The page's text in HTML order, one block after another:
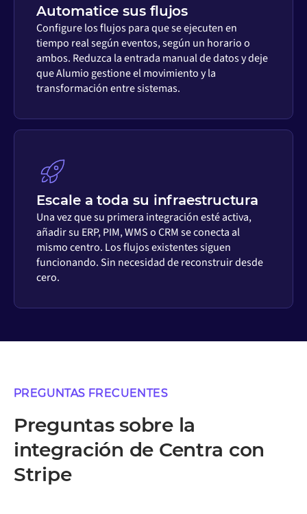
Automatice sus flujos
Configure los flujos para que se ejecuten en
tiempo real según eventos, según un horario o
ambos. Reduzca la entrada manual de datos y deje
que Alumio gestione el movimiento y la
transformación entre sistemas.
Escale a toda su infraestructura
Una vez que su primera integración esté activa,
añadir su ERP, PIM, WMS o CRM se conecta al
mismo centro. Los flujos existentes siguen
funcionando. Sin necesidad de reconstruir desde
cero.
PREGUNTAS FRECUENTES
Preguntas sobre la
integración de Centra con
Stripe